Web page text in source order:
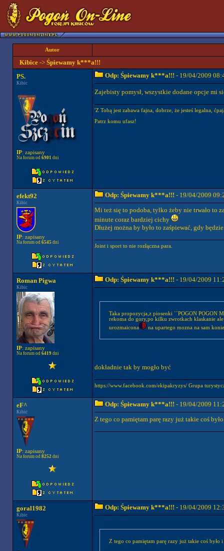
Autor
Kibice-> Śpiewamy k***a!!!
PS.
Kibic
IP: zapisany
Na forum od 6901 dni
Odp: Śpiewamy k***a!!! - 19/04/2009
Zajebisty pomysł, wszystkie dodane opcje mi
'Z Tobą jest zabawa fajna, dobrze, że jesteś legalna,
Patrz komu ufasz!
efekt92
Kibic
IP: zapisany
Na forum od 6545 dni
Odp: Śpiewamy k***a!!! - 19/04/2009
Mi też się to podoba, tylko żeby nie trwało to
minute coraz bardziej cichy
Dłużej można by było to zaśpiewać, gdy
Joint i sport to nie rozłączna para.
Roman Pigwa
Kibic
IP: zapisany
Na forum od 6419dni
Odp: Śpiewamy k***a!!! - 19/04/2009
Taka propozycja,z piosenki ``POGON POGON
rekoma do gory,po kilku zwrotkach klaskanie
urozmaicona
na upartego mozna na sam
dokładnie tak by mogło być
https://www.facebook.com/ekipakryzys/ Grupa
eF^
Kibic
IP: zapisany
Na forum od 8252dni
Odp: Śpiewamy k***a!!! - 19/04/2009
Z tego co pamiętam parę razy już takie coś
goral1982
Kibic
Odp: Śpiewamy k***a!!! - 19/04/2009
Z tego co pamiętam parę razy już takie coś było